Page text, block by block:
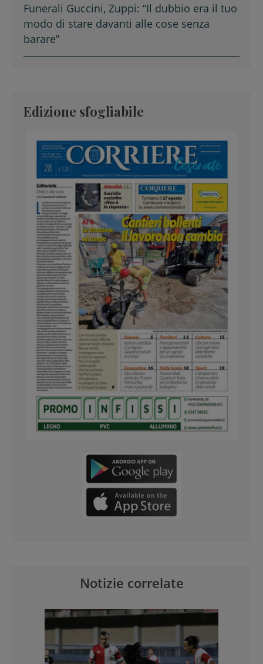
Funerali Guccini, Zuppi: “Il dubbio era il tuo
modo di stare davanti alle cose senza
barare”
Edizione sfogliabile
Notizie correlate